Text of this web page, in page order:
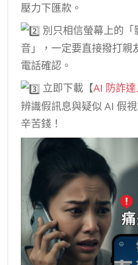
壓力下匯款。
別只相信螢幕上的「
音」，一定要直接撥打親
電話確認。
立即下載【AI 防詐
辨識假訊息與疑似 AI 假
辛苦錢！